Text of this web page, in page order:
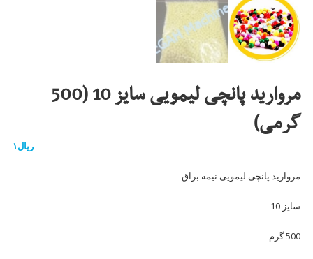
مروارید پانچی لیمویی سایز 10 (500
گرمی)
ریال۱
مروارید پانچی لیمویی نیمه براق
سایز 10
500 گرم